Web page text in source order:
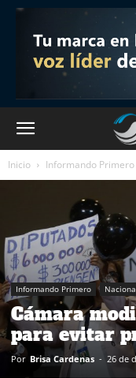
Inicio Informando Primero
Informando Primero
Cámara
para evitar
Por Brisa Cardenas - 26 de